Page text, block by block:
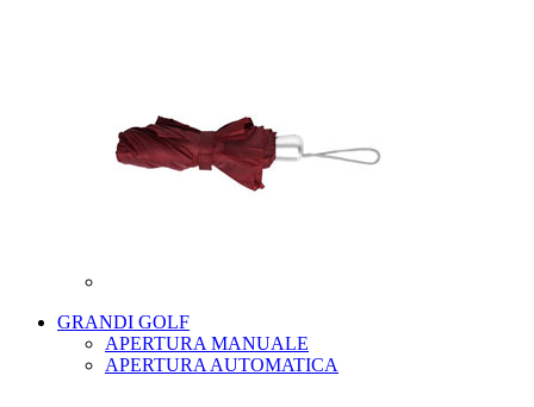
GRANDI GOLF
APERTURA MANUALE
APERTURA AUTOMATICA